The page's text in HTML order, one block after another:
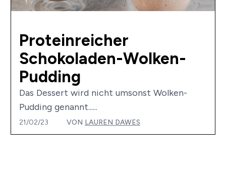
Proteinreicher
Schokoladen-Wolken-
Pudding
Das Dessert wird nicht umsonst Wolken-
Pudding genannt......
21/02/23 VON LAUREN DAWES